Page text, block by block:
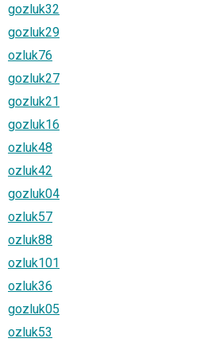
gozluk32
gozluk29
ozluk76
gozluk27
gozluk21
gozluk16
ozluk48
ozluk42
gozluk04
ozluk57
ozluk88
ozluk101
ozluk36
gozluk05
ozluk53